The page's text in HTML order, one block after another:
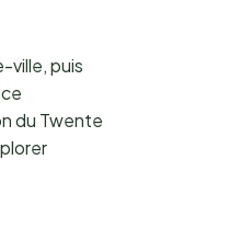
ville, puis
du Twente